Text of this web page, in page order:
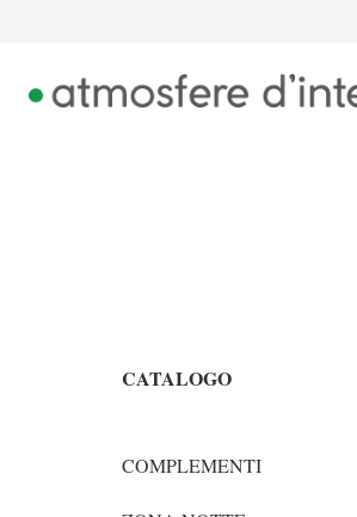
CATALOGO
COMPLEMENTI